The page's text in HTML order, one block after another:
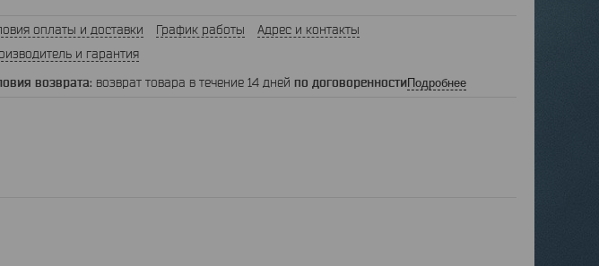
оплаты и доставки График работы
Адрес и контакты
и гарантия
возврат товара в течение 14 дней по договоренностиПодробнее